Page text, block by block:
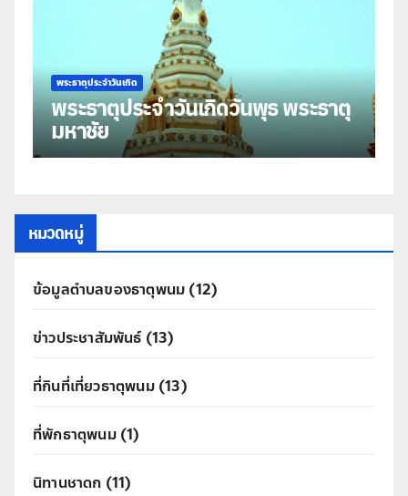
นเกิดวันพุธ พระธาตุ
พระธาตุประจำวันเกิด
พระธาตุประจำวันเกิ
ธาตุศรีคุณ
หมวดหมู่
ข้อมูลตำบลของธาตุพนม (12)
ข่าวประชาสัมพันธ์(13)
ที่กินที่เที่ยวธาตุพนม(13)
ที่พักธาตุพนม(1)
นิทานชาดก (11)